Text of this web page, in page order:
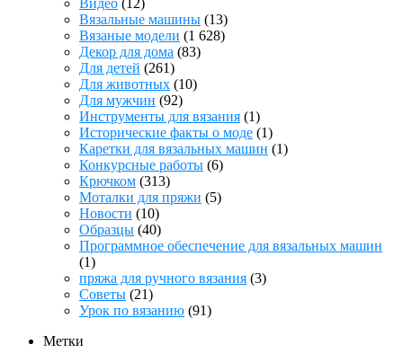
Вязальные машины (13)
Вязаные модели (1 628)
Декор для дома (83)
Для детей (261)
Для животных (10)
Для мужчин (92)
Инструменты для вязания (1)
Исторические факты о моде (1)
Каретки для вязальных машин (1)
Конкурсные работы (6)
Крючком (313)
Моталки для пряжи (5)
Новости (10)
Образцы (40)
Программное обеспечение для вязальных машин
(1)
пряжа для ручного вязания (3)
Советы (21)
Урок по вязанию (91)
Метки